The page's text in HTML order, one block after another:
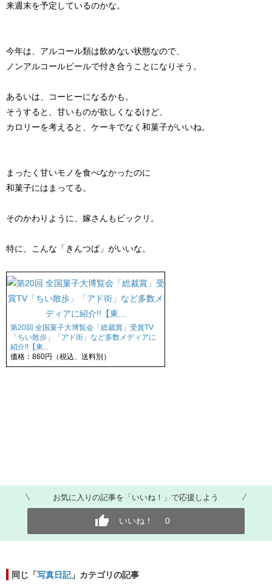
来週末を予定しているのかな。
今年は、アルコール類は飲めない状態なので、
ノンアルコールビールで付き合うことになりそう。
あるいは、コーヒーになるかも。
そうすると、甘いものが欲しくなるけど、
カロリーを考えると、ケーキでなく和菓子がいいね。
まったく甘いモノを食べなかったのに
和菓子にはまってる。
そのかわりように、嫁さんもビックリ。
特に、こんな「きんつば」がいいな。
第20回 全国菓子大博覧会「総裁賞」受賞TV
「ちい散歩」「アド街」など多数メディアに
紹介!!【東...
価格：860円（税込、送料別）
お気に入りの記事を「いいね！」で応援しよう
いいね！ 0
同じ「写真日記」カテゴリの記事